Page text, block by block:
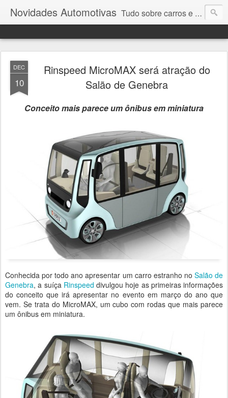
Novidades Automotivas Tudo sobre carros e motores
DEC
10
Rinspeed MicroMAX será atração do
Salão de Genebra
Conceito mais parece um ônibus em miniatura
Conhecida por todo ano apresentar um carro estranho no Salão de
Genebra, a suíça Rinspeed divulgou hoje as primeiras informações
do conceito que irá apresentar no evento em março do ano que
vem. Se trata do MicroMAX, um cubo com rodas que mais parece
um ônibus em miniatura.